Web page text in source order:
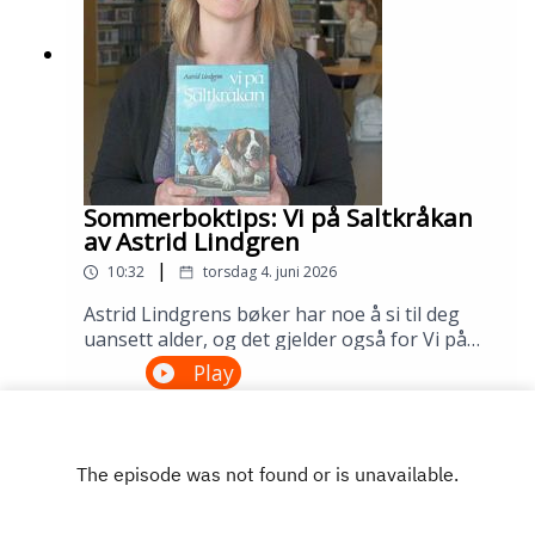
Sommerboktips: Vi på Saltkråkan
av Astrid Lindgren
10:32 | torsdag 4. juni 2026
Astrid Lindgrens bøker har noe å si til deg
uansett alder, og det gjelder også for Vi på
Saltkråkan. Dette er den eneste Lindgren-
boken som ble skrevet etter filmatiseringen,
generasjon. Lån den på biblioteket ditt!---
Innspilt på Sandnes bibliotek i april
Play